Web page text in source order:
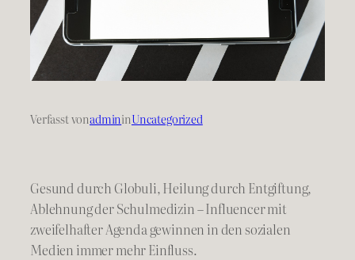
Verfasst vonadmininUncategorized
Gesund durch Globuli, Heilung durch Entgiftung,
Ablehnung der Schulmedizin – Influencer mit
zweifelhafter Agenda gewinnen in den sozialen
Medien immer mehr Einfluss.